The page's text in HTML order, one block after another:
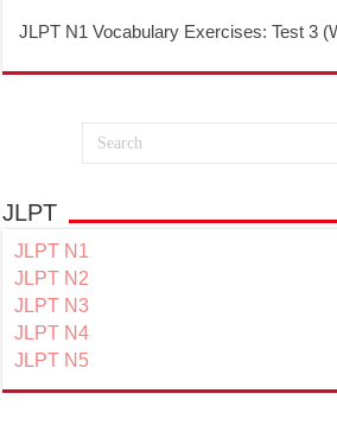
JLPT N1 Vocabulary Exercises: Test 3
JLPT
JLPT N1
JLPT N2
JLPT N3
JLPT N4
JLPT N5